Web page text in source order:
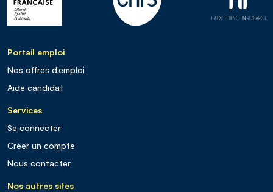
Portail emploi
Nos offres d’emploi
Aide candidat
Services
Se connecter
Créer un compte
Nous contacter
Nos autres sites